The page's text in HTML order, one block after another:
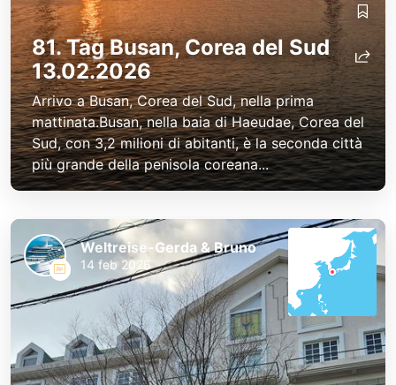
81. Tag Busan, Corea del Sud
13.02.2026
Arrivo a Busan, Corea del Sud, nella prima
mattinata.Busan, nella baia di Haeudae, Corea del
Sud, con 3,2 milioni di abitanti, è la seconda città
più grande della penisola coreana...
Weltreise-Gerda & Bruno
14 feb 2026